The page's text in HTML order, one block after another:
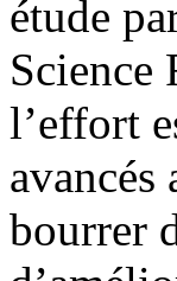
étude
Science
l’effort
avancés
bourrer